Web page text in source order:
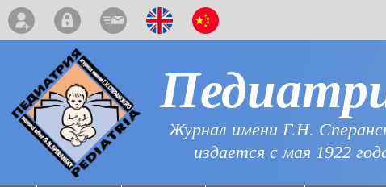
Журнал имени Г.Н.
издается с мая 1922